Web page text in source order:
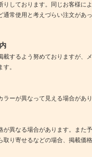
りしております。同じお客様に
常使用と考えづらい注文があ
するよう努めておりますが、
。
ーが異なって見える場合があ
異なる場合があります。また
り寄せるなどの場合、掲載価